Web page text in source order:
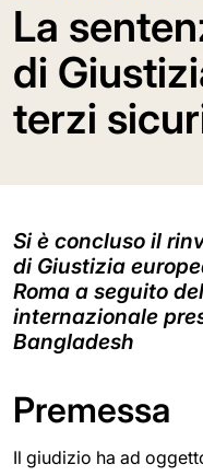
La
di
terzi
Si è concluso il
di Giustizia
Roma a seguito
internazionale
Bangladesh
Premessa
Il giudizio ha ad